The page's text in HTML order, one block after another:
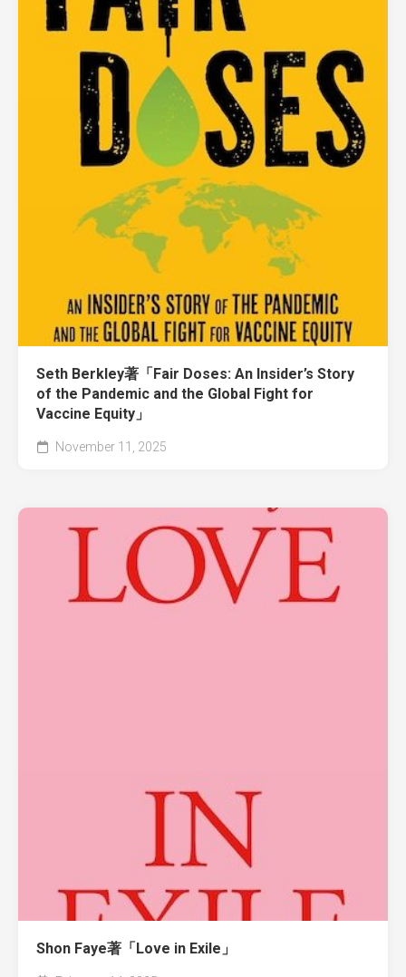
Seth Berkley著「Fair Doses: An Insider’s Story
of the Pandemic and the Global Fight for
Vaccine Equity」
November 11, 2025
Shon Faye著「Love in Exile」